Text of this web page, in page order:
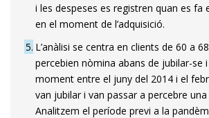
i les despeses es registren quan es fa
en el moment de l’adquisició.
5 L’anàlisi se centra en clients de 60 a
percebien nòmina abans de jubilar-se
moment entre el juny del 2014 i el
van jubilar i van passar a percebre
Analitzem el període previ a la